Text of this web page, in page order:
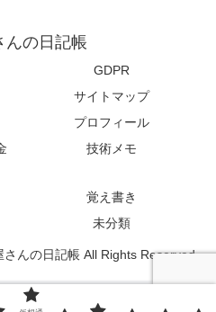
んの日記帳
GDPR
サイトマップ
プロフィール
技術メモ
覚え書き
未分類
んの日記帳 All Rights Reserved.